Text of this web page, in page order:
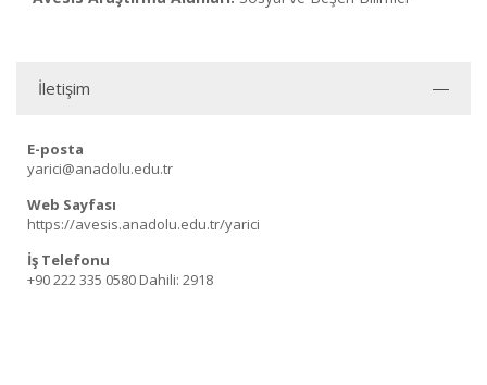
İletişim
E-posta
yarici@anadolu.edu.tr
Web Sayfası
https://avesis.anadolu.edu.tr/yarici
İş Telefonu
+90 222 335 0580 Dahili: 2918